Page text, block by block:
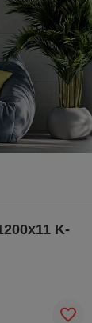
K-